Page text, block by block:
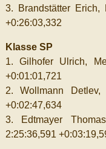
3. Brandstätter Erich,
+0:26:03,332
Klasse SP
1. Gilhofer Ulrich,
+0:01:01,721
2. Wollmann Detlev,
+0:02:47,634
3. Edtmayer
2:25:36,591